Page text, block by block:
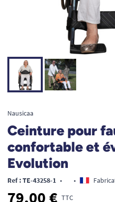
Nausicaa
Ceinture pour
confortable et
Evolution
Ref : TE-43258-1 • •
79,00 € TTC